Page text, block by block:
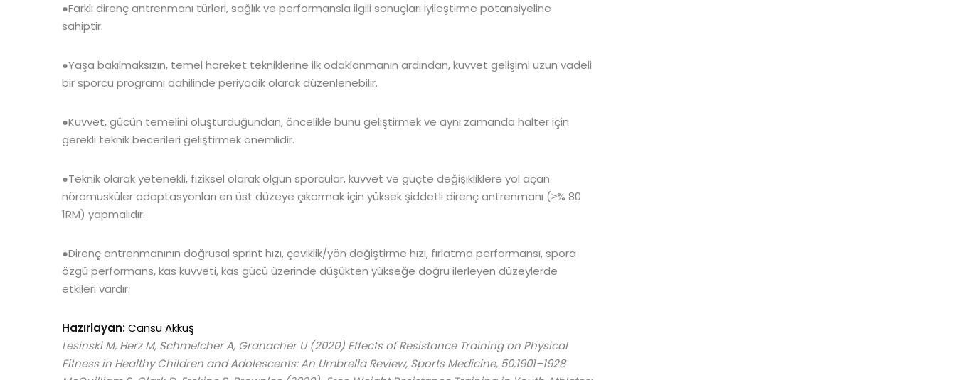
●Farklı direnç antrenmanı türleri, sağlık ve performansla ilgili sonuçları iyileştirme potansiyeline
sahiptir.
●Yaşa bakılmaksızın, temel hareket tekniklerine ilk odaklanmanın ardından, kuvvet gelişimi uzun vadeli
bir sporcu programı dahilinde periyodik olarak düzenlenebilir.
●Kuvvet, gücün temelini oluşturduğundan, öncelikle bunu geliştirmek ve aynı zamanda halter için
gerekli teknik becerileri geliştirmek önemlidir.
●Teknik olarak yetenekli, fiziksel olarak olgun sporcular, kuvvet ve güçte değişikliklere yol açan
nöromusküler adaptasyonları en üst düzeye çıkarmak için yüksek şiddetli direnç antrenmanı (≥% 80
1RM) yapmalıdır.
●Direnç antrenmanının doğrusal sprint hızı, çeviklik/yön değiştirme hızı, fırlatma performansı, spora
özgü performans, kas kuvveti, kas gücü üzerinde düşükten yükseğe doğru ilerleyen düzeylerde
etkileri vardır.
Hazırlayan:Cansu Akkuş
Lesinski M, Herz M, Schmelcher A, Granacher U (2020) Effects of Resistance Training on Physical
Fitness in Healthy Children and Adolescents: An Umbrella Review, Sports Medicine, 50:1901–1928